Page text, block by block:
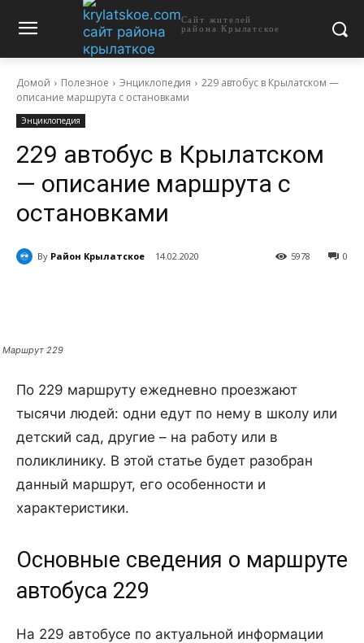
Сайт жителей
района Крылатское
Домой Полезное Энциклопедия
229 автобус в Крылатском —
описание маршрута с остановками
Энциклопедия
229 автобус в Крылатском
— описание маршрута с
остановками
By Район Крылатское 14.02.2020 0
5978
Маршрут 229
По 229 маршруту ежедневно проезжают
тысячи людей: одни едут по нему в школу или
детский сад, другие – на работу или в
поликлинику. В этой статье будет разобран
данный маршрут, его особенности и
характеристики.
Основные сведения о маршруте
автобуса 229
На 229 автобусе по актуальной информации